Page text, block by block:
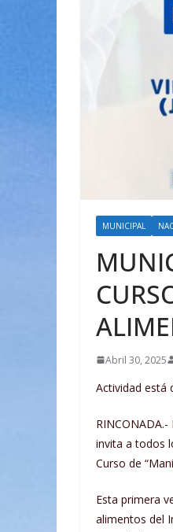
MUNICIPAL
Abril 30, 2025
Actividad está
invita a todos
Curso de
Esta primera
alimentos del